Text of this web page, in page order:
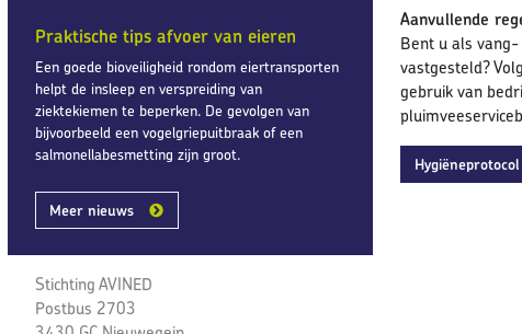
Praktische tips afvoer van eieren
Een goede bioveiligheid rondom eiertransporten
helpt de insleep en verspreiding van
ziektekiemen te beperken. De gevolgen van
bijvoorbeeld een vogelgriepuitbraak of een
salmonellabesmetting zijn groot.
Meer nieuws
Stichting AVINED
Postbus 2703
Aanvullende
Bent u als
vastgesteld?
gebruik van